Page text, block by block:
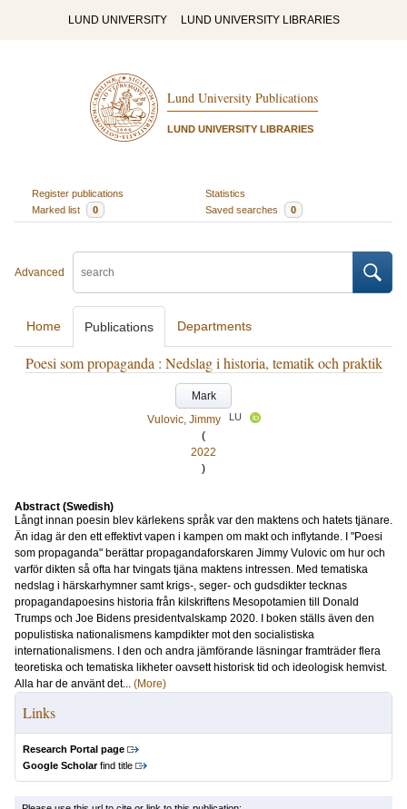
LUND UNIVERSITY LUND UNIVERSITY LIBRARIES
Lund University Publications
LUND UNIVERSITY LIBRARIES
Register publications
Statistics
Marked list
0 Saved searches 0
Advanced
Home Publications Departments
Poesi som propaganda : Nedslag i historia, tematik och praktik
Mark
Vulovic, Jimmy
LU
(
2022
)
Abstract (Swedish)
Långt innan poesin blev kärlekens språk var den maktens och hatets tjänare.
Än idag är den ett effektivt vapen i kampen om makt och inflytande. I "Poesi
som propaganda" berättar propagandaforskaren Jimmy Vulovic om hur och
varför dikten så ofta har tvingats tjäna maktens intressen. Med tematiska
nedslag i härskarhymner samt krigs-, seger- och gudsdikter tecknas
propagandapoesins historia från kilskriftens Mesopotamien till Donald
Trumps och Joe Bidens presidentvalskamp 2020. I boken ställs även den
populistiska nationalismens kampdikter mot den socialistiska
internationalismens. I den och andra jämförande läsningar framträder flera
teoretiska och tematiska likheter oavsett historisk tid och ideologisk hemvist.
Alla har de använt det... (More)
Links
Research Portal page
Google Scholarfind title